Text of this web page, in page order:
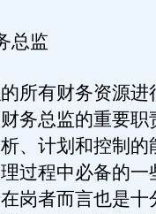
总监
有财务资源进
务总监的重要职
、计划和控制的
过程中必备的一
岗者而言也是十